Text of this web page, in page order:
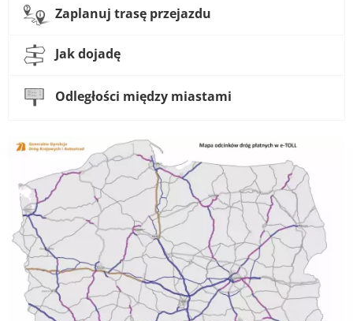
Zaplanuj trasę przejazdu
Jak dojadę
Odległości między miastami